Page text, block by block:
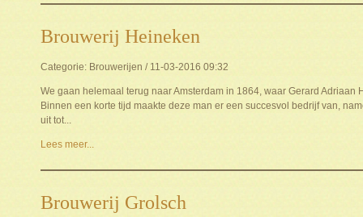
Brouwerij Heineken
Categorie: Brouwerijen / 11-03-2016 09:32
We gaan helemaal terug naar Amsterdam in 1864, waar Gerard
Binnen een korte tijd maakte deze man er een succesvol bedrijf van,
uit tot...
Lees meer...
Brouwerij Grolsch